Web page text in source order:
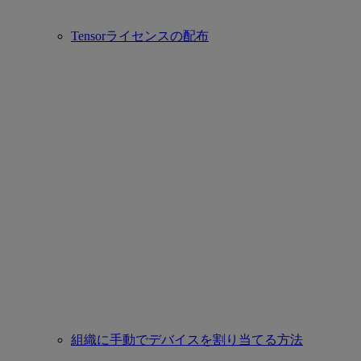
Tensorライセンスの配布
組織に手動でデバイスを割り当てる方法